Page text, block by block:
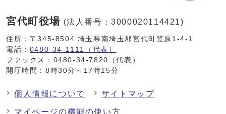
宮代町役場 (法人番号：3000020114421)
住所：〒345-8504 埼玉県南埼玉郡宮代町笠原1-4-1
電話： 0480-34-1111（代表）
ファックス：0480-34-7820（代表）
開庁時間：8時30分～17時15分
個人情報について サイトマップ
マイページの機能の使い方